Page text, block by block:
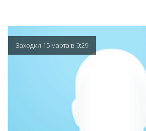
Заходил 15 марта в 0:29